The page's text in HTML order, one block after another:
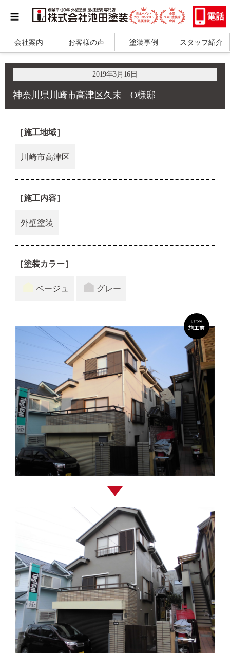
会社案内 お客様の声 塗装事例 スタッフ紹介
2019年3月16日
神奈川県川崎市高津区久末 O様邸
［施工地域］
川崎市高津区
［施工内容］
外壁塗装
［塗装カラー］
ベージュ グレー